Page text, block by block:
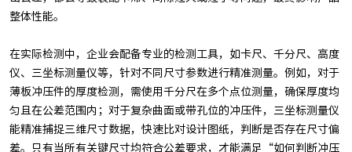
整体性能。
在实际检测中，企业会配备专业的检测工具，如卡尺、千分尺、高度
仪、三坐标测量仪等，针对不同尺寸参数进行精准测量。例如，对于
薄板冲压件的厚度检测，需使用千分尺在多个点位测量，确保厚度均
匀且在公差范围内；对于复杂曲面或带孔位的冲压件，三坐标测量仪
能精准捕捉三维尺寸数据，快速比对设计图纸，判断是否存在尺寸偏
差。只有当所有关键尺寸均符合公差要求，才能满足“如何判断冲压